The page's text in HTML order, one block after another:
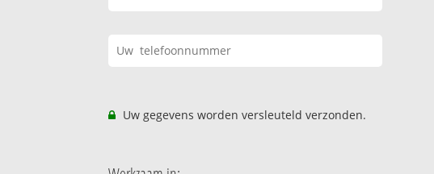
Uw gegevens worden versleuteld verzonden.